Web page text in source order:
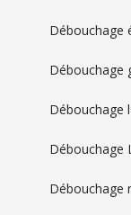
Débouchage
Débouchage
Débouchage
Débouchage
Débouchage